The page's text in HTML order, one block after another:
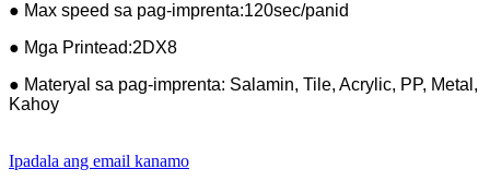
● Max speed sa pag-imprenta:120sec/panid
● Mga Printead:2DX8
● Materyal sa pag-imprenta: Salamin, Tile, Acrylic, PP, Metal,
Kahoy
Ipadala ang email kanamo